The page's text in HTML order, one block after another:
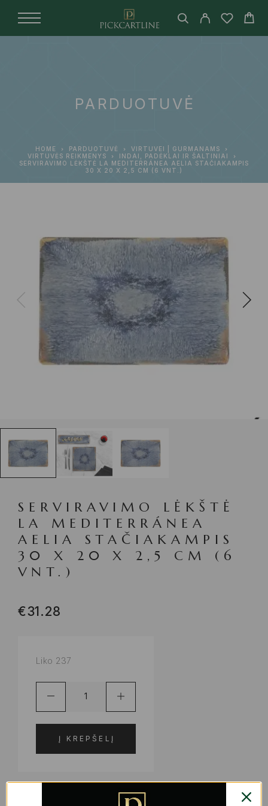
PARDUOTUVĖ
HOME PARDUOTUVĖ
VIRTUVEI | GURMANAMS
VIRTUVĖS REIKMENYS
INDAI, PADĖKLAI IR ŠALTINIAI
SERVIRAVIMO LĖKŠTĖ LA MEDITERRÁNEA AELIA STAČIAKAMPIS
30 X 20 X 2,5 CM (6 VNT.)
SERVIRAVIMO LĖKŠTĖ
LA MEDITERRÁNEA
AELIA STAČIAKAMPIS
30 X 20 X 2,5 CM (6
VNT.)
€31.28
Liko 237
Į KREPŠELĮ